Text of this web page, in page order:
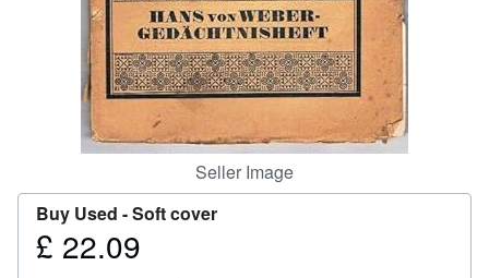
Seller Image
Buy Used -Soft cover
Price
£ 22.09